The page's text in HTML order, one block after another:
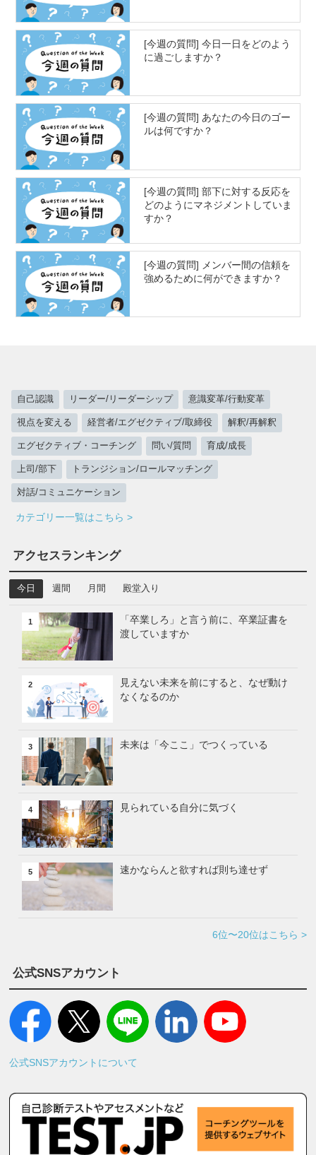
[今週の質問] 今日一日をどのよう
に過ごしますか？
[今週の質問] あなたの今日のゴー
ルは何ですか？
[今週の質問] 部下に対する反応を
どのようにマネジメントしていま
すか？
[今週の質問] メンバー間の信頼を
強めるために何ができますか？
自己認識 リーダー/リーダーシップ 意識変革/行動変革
視点を変える 経営者/エグゼクティブ/取締役 解釈/再解釈
エグゼクティブ・コーチング 問い/質問 育成/成長
上司/部下 トランジション/ロールマッチング
対話/コミュニケーション
カテゴリー一覧はこちら >
アクセスランキング
今日 週間 月間 殿堂入り
1
「卒業しろ」と言う前に、卒業証書を
渡していますか
2
見えない未来を前にすると、なぜ動け
なくなるのか
3 未来は「今ここ」でつくっている
4 見られている自分に気づく
5 速かならんと欲すれば則ち達せず
6位〜20位はこちら >
公式SNSアカウント
公式SNSアカウントについて